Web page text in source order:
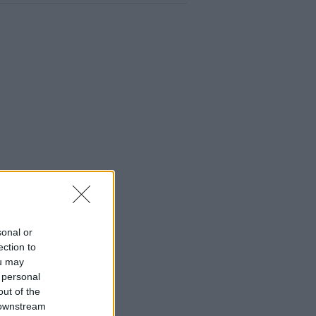
or
to
may
of the